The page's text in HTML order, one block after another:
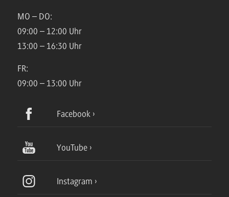
MO – DO:
09:00 – 12:00 Uhr
13:00 – 16:30 Uhr
FR:
09:00 – 13:00 Uhr
Facebook
YouTube
Instagram